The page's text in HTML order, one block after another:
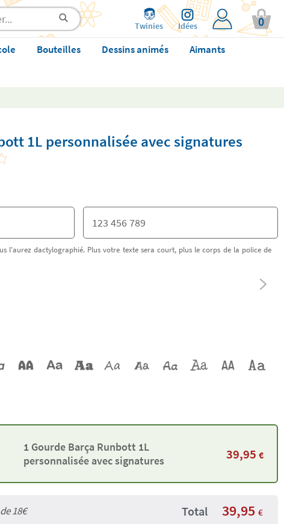
Twinies Idées 0
Bouteilles Dessins animés
Aimants
1L personnalisée avec signatures
l'aurez dactylographié. Plus votre texte sera court, plus le corps de la police de
1 Gourde Barça Runbott 1L
personnalisée avec signatures
39,95 €
18€ Total 39,95 €